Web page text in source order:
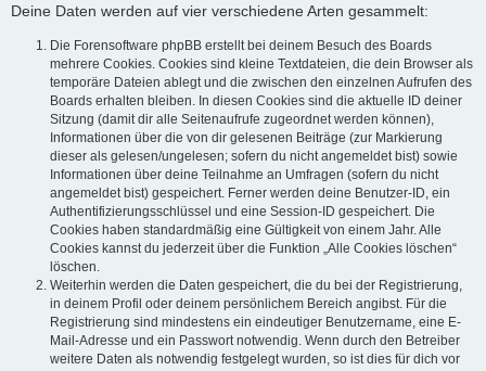
Deine Daten werden auf vier verschiedene Arten gesammelt:
Die Forensoftware phpBB erstellt bei deinem Besuch des Boards
mehrere Cookies. Cookies sind kleine Textdateien, die dein Browser als
temporäre Dateien ablegt und die zwischen den einzelnen Aufrufen des
Boards erhalten bleiben. In diesen Cookies sind die aktuelle ID deiner
Sitzung (damit dir alle Seitenaufrufe zugeordnet werden können),
Informationen über die von dir gelesenen Beiträge (zur Markierung
dieser als gelesen/ungelesen; sofern du nicht angemeldet bist) sowie
Informationen über deine Teilnahme an Umfragen (sofern du nicht
angemeldet bist) gespeichert. Ferner werden deine Benutzer-ID, ein
Authentifizierungsschlüssel und eine Session-ID gespeichert. Die
Cookies haben standardmäßig eine Gültigkeit von einem Jahr. Alle
Cookies kannst du jederzeit über die Funktion „Alle Cookies löschen“
löschen.
Weiterhin werden die Daten gespeichert, die du bei der Registrierung,
in deinem Profil oder deinem persönlichem Bereich angibst. Für die
Registrierung sind mindestens ein eindeutiger Benutzername, eine E-
Mail-Adresse und ein Passwort notwendig. Wenn durch den Betreiber
weitere Daten als notwendig festgelegt wurden, so ist dies für dich vor